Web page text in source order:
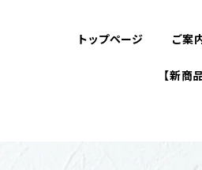
トップページ ご案
【新商